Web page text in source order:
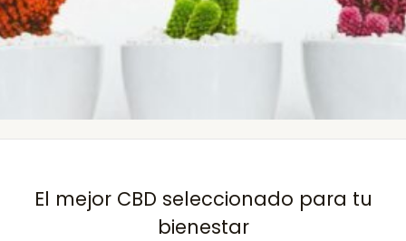
El mejor CBD seleccionado para tu
bienestar